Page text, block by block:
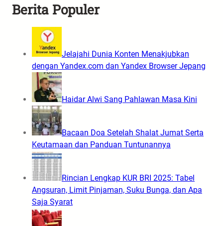
Berita Populer
Jelajahi Dunia Konten Menakjubkan
dengan Yandex.com dan Yandex Browser Jepang
Haidar Alwi Sang Pahlawan Masa Kini
Bacaan Doa Setelah Shalat Jumat Serta
Keutamaan dan Panduan Tuntunannya
Rincian Lengkap KUR BRI 2025: Tabel
Angsuran, Limit Pinjaman, Suku Bunga, dan Apa
Saja Syarat